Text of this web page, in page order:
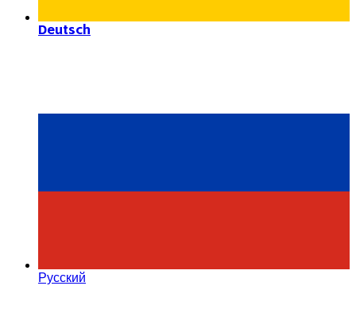
Deutsch
Русский